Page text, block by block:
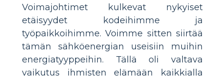
Voimajohtimet kulkevat nykyiset
etäisyydet kodeihimme ja
työpaikkoihimme. Voimme sitten siirtää
tämän sähköenergian useisiin muihin
energiatyyppeihin. Tällä oli valtava
vaikutus ihmisten elämään kaikkialla